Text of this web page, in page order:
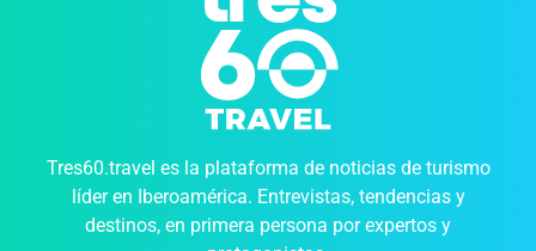
Tres60.travel es la plataforma de noticias de turismo
líder en Iberoamérica. Entrevistas, tendencias y
destinos, en primera persona por expertos y